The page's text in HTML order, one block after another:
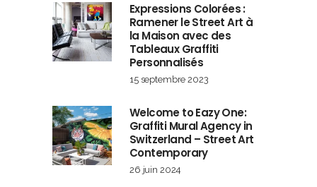
Expressions Colorées :
Ramener le Street Art à
la Maison avec des
Tableaux Graffiti
Personnalisés
15 septembre 2023
Welcome to Eazy One:
Graffiti Mural Agency in
Switzerland – Street Art
Contemporary
26 juin 2024